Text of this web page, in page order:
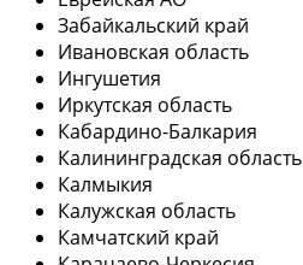
Забайкальский край
Ивановская область
Ингушетия
Иркутская область
Кабардино-Балкария
Калининградская область
Калмыкия
Калужская область
Камчатский край